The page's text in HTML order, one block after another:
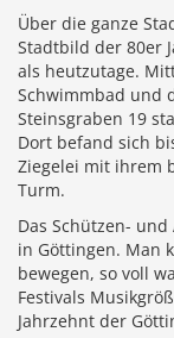
Über die ganze
Stadtbild der 80er
als heutzutage.
Schwimmbad und
Steinsgraben 19
Dort befand sich
Ziegelei mit ihrem
Turm.
Das Schützen-
in Göttingen. Man
bewegen, so voll
Festivals
Jahrzehnt der